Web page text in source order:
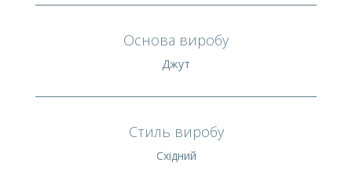
Основа виробу
Джут
Стиль виробу
Східний